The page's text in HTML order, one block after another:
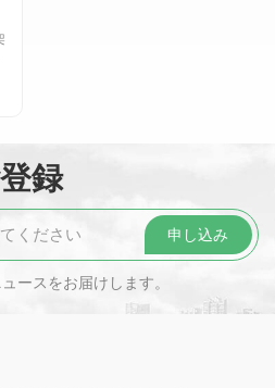
録
ースをお届けします。